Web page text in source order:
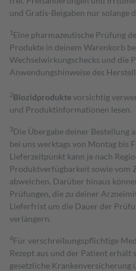
und Gratis-Beigaben nur solange
1 Eine pharmazeutische Prüfung
Produkte in deinem Warenkorb
Wechselwirkungschecks und die
Anwendungshinweise des
2Biozidproduktevorsichtig
und Produktinformationen lesen.
3Die Übergabe deiner Bestellung
bei uns werktags von Montag bis
Lieferzeitpunkt kann je nach
Produktverfügbarkeit sowie vom
abweichen. Darüber hinaus
Prüfungen, die zu deiner
Lieferfrist um die Dauer der
verlängern.
4Für verschreibungspflichtige
Rezept aus und der Patient erhält
gesetzliche Krankenversicherung